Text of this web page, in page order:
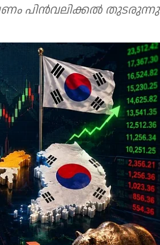
പണം പിന്‍വലിക്കല്‍ തുടരുന്നു